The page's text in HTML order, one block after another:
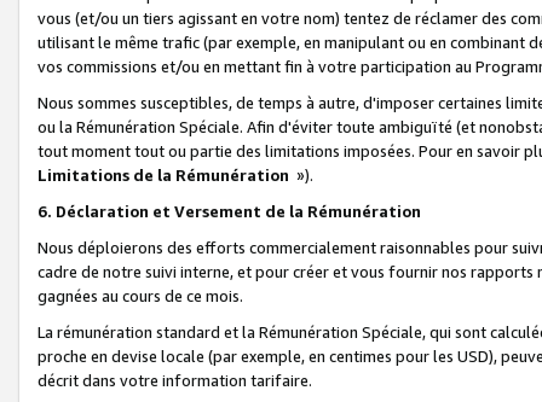
vous (et/ou un tiers agissant en votre nom) tentez de réclamer des
utilisant le même trafic (par exemple, en manipulant ou en combinant
vos commissions et/ou en mettant fin à votre participation au
Nous sommes susceptibles, de temps à autre, d'imposer certaines
ou la Rémunération Spéciale. Afin d'éviter toute ambiguïté (et
tout moment tout ou partie des limitations imposées. Pour en savoir
Limitations de la Rémunération »).
6. Déclaration et Versement de la Rémunération
Nous déploierons des efforts commercialement raisonnables pour
cadre de notre suivi interne, et pour créer et vous fournir nos
gagnées au cours de ce mois.
La rémunération standard et la Rémunération Spéciale, qui sont
proche en devise locale (par exemple, en centimes pour les USD),
décrit dans votre information tarifaire.